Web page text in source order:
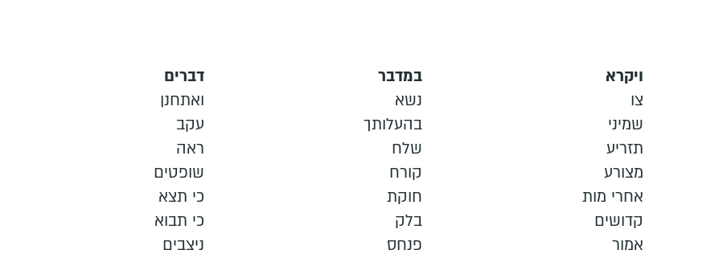
ויקרא
צו
שמיני
תזריע
מצורע
אחרי מות
קדושים
אמור
במדבר
נשא
בהעלותך
שלח
קורח
חוקת
בלק
פנחס
דברים
ואתחנן
עקב
ראה
שופטים
כי תצא
כי תבוא
ניצבים